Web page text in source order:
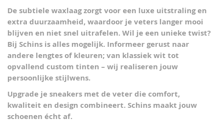
De subtiele waxlaag zorgt voor een luxe uitstraling en
extra duurzaamheid, waardoor je veters langer mooi
blijven en niet snel uitrafelen. Wil je een unieke twist?
Bij Schins is alles mogelijk. Informeer gerust naar
andere lengtes of kleuren; van klassiek wit tot
opvallend custom tinten – wij realiseren jouw
persoonlijke stijlwens.
Upgrade je sneakers met de veter die comfort,
kwaliteit en design combineert.Schins maakt jouw
schoenen écht af.